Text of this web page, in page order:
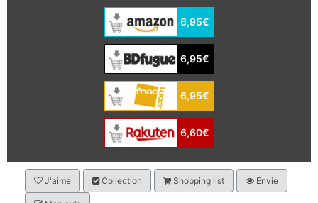
6,95€
6,95€
6,95€
6,60€
J'aime Collection Shopping list Envie